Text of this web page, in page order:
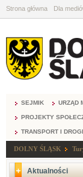
Strona główna Dla
SEJMIK URZĄD
PROJEKTY
TRANSPORT I DROGI
DOLNY ŚLĄSK
Aktualności